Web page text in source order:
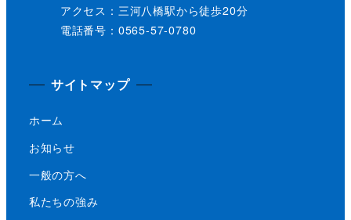
アクセス：三河八橋駅から徒歩20分
電話番号：0565-57-0780
サイトマップ
ホーム
お知らせ
一般の方へ
私たちの強み